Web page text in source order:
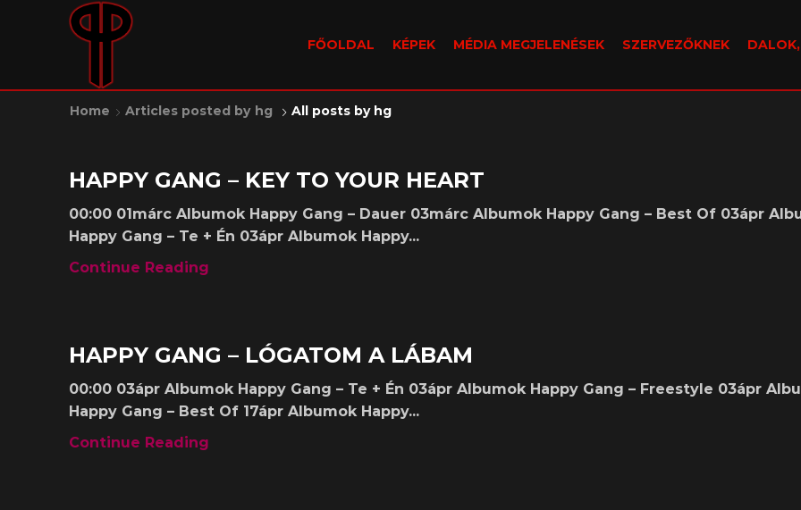
FŐOLDAL KÉPEK MÉDIA MEGJELENÉSEK SZERVEZŐKNEK
Home Articles posted by hg All posts by hg
Kislemezek
HAPPY GANG – KEY TO YOUR HEART
00:00 01márc Albumok Happy Gang – Dauer 03márc Albumok Happy Gang – Best Of 03ápr
Happy Gang – Te + Én 03ápr Albumok Happy...
Continue Reading
Kislemezek
HAPPY GANG – LÓGATOM A LÁBAM
00:00 03ápr Albumok Happy Gang – Te + Én 03ápr Albumok Happy Gang – Freestyle 03ápr
Happy Gang – Best Of 17ápr Albumok Happy...
Continue Reading